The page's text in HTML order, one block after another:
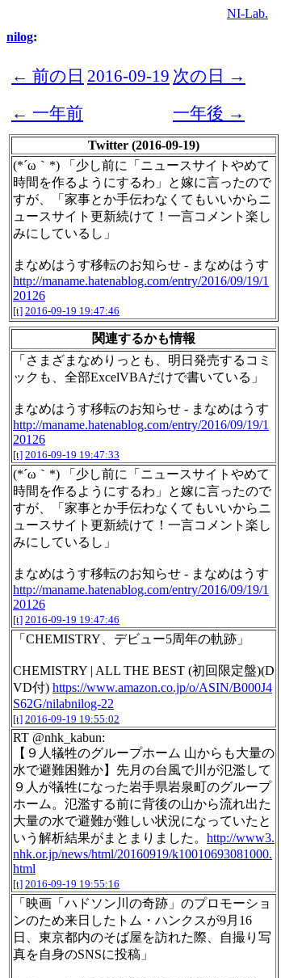
NI-Lab.
nilog:
← 前の日 2016-09-19 次の日 →
← 一年前
一年後 →
Twitter (2016-09-19)
(*´ω｀*) 「少し前に「ニュースサイトやめて
時間を作るようにするわ」と嫁に言ったので
すが、「家事とか手伝わなくてもいいからニ
ュースサイト更新続けて！一言コメント楽し
みにしているし」
まなめはうす移転のお知らせ - まなめはうす
http://maname.hatenablog.com/entry/2016/09/19/1
20126
[t] 2016-09-19 19:47:46
関連するかも情報
「さまざまなめりっとも、明日発売するコミ
ックも、全部ExcelVBAだけで書いている」
まなめはうす移転のお知らせ - まなめはうす
http://maname.hatenablog.com/entry/2016/09/19/1
20126
[t] 2016-09-19 19:47:33
(*´ω｀*) 「少し前に「ニュースサイトやめて
時間を作るようにするわ」と嫁に言ったので
すが、「家事とか手伝わなくてもいいからニ
ュースサイト更新続けて！一言コメント楽し
みにしているし」
まなめはうす移転のお知らせ - まなめはうす
http://maname.hatenablog.com/entry/2016/09/19/1
20126
[t] 2016-09-19 19:47:46
「CHEMISTRY、デビュー5周年の軌跡」
CHEMISTRY | ALL THE BEST (初回限定盤)(D
VD付) https://www.amazon.co.jp/o/ASIN/B000J4
S62G/nilabnilog-22
[t] 2016-09-19 19:55:02
RT @nhk_kabun:
【９人犠牲のグループホーム 山からも大量の
水で避難困難か】先月の台風で川が氾濫して
９人が犠牲になった岩手県岩泉町のグループ
ホーム。氾濫する前に背後の山から流れ出た
大量の水で避難が難しい状況になっていたと
いう解析結果がまとまりました。 http://www3.
nhk.or.jp/news/html/20160919/k10010693081000.
html
[t] 2016-09-19 19:55:16
「映画「ハドソン川の奇跡」のプロモーショ
ンのため来日したトム・ハンクスが9月16
日、東京都内のそば屋を訪れた際、自撮り写
真を自身のSNSに投稿」